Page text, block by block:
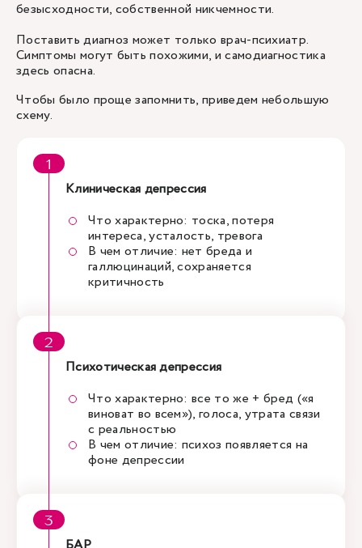
безысходности, собственной никчемности.
Поставить диагноз может только врач-психиатр.
Симптомы могут быть похожими, и самодиагностика
здесь опасна.
Чтобы было проще запомнить, приведем небольшую
схему.
Клиническая депрессия
Что характерно: тоска, потеря
интереса, усталость, тревога
В чем отличие: нет бреда и
галлюцинаций, сохраняется
критичность
Психотическая депрессия
Что характерно: все то же + бред («я
виноват во всем»), голоса, утрата связи
с реальностью
В чем отличие: психоз появляется на
фоне депрессии